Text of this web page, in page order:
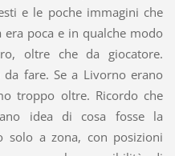
e le poche immagini che
era poca e in qualche modo
oltre che da giocatore.
da fare. Se a Livorno erano
troppo oltre. Ricordo che
idea di cosa fosse la
solo a zona, con posizioni